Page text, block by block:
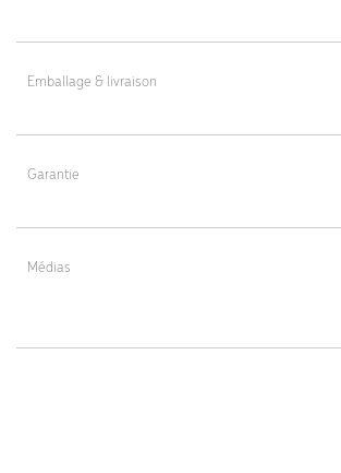
Matériau : acier
Emballage & livraison
Livraison en colis plat (non monté)
Garantie
5 ans
Médias
content/uploads/2022/04/KM8000-